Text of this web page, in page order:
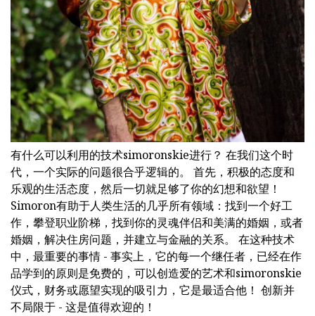
有什么可以利用的技术simoronskie进行？ 在我们这个时
代，一个实际的问题很合乎逻辑的。 首先，积极的态度和
乐观的生活态度，然后一切就足够了你的幻想和欲望！
Simoron有助于人类生活的几乎所有领域：找到一个好工
作，攀登职业阶梯，找到你的灵魂伴侣和美满的婚姻，或者
婚姻，解决住房问题，并建立与金融的关系。 在这种技术
中，最重要的事情 - 事实上，它的每一个继任者，已经在作
品学到的原则是免费的，可以创造爱的艺术和simoronskie
仪式，财务或愿望实现的吸引力，它是最适合他！ 创新并
不局限于 - 这是值得欢迎的！